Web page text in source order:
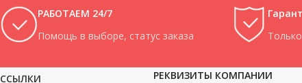
РАБОТАЕМ 24/7
Помощь в выборе, статус заказа
ССЫЛКИ
РЕКВИЗИТЫ КОМПАНИИ